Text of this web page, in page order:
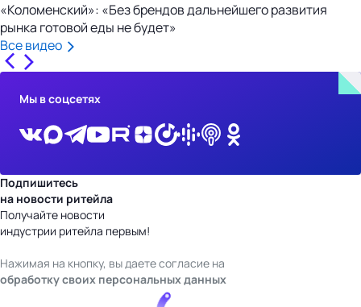
«Коломенский»: «Без брендов дальнейшего развития
рынка готовой еды не будет»
Все видео
Мы в соцсетях
Подпишитесь
на новости ритейла
Получайте новости
индустрии ритейла первым!
Нажимая на кнопку, вы даете согласие на
обработку своих персональных данных